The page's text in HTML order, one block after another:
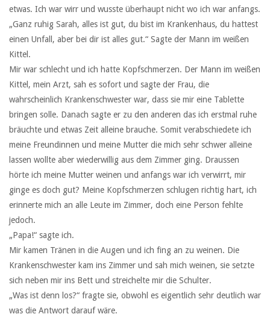
etwas. Ich war wirr und wusste überhaupt nicht wo ich war anfangs.
„Ganz ruhig Sarah, alles ist gut, du bist im Krankenhaus, du hattest
einen Unfall, aber bei dir ist alles gut.“ Sagte der Mann im weißen
Kittel.
Mir war schlecht und ich hatte Kopfschmerzen. Der Mann im weißen
Kittel, mein Arzt, sah es sofort und sagte der Frau, die
wahrscheinlich Krankenschwester war, dass sie mir eine Tablette
bringen solle. Danach sagte er zu den anderen das ich erstmal ruhe
bräuchte und etwas Zeit alleine brauche. Somit verabschiedete ich
meine Freundinnen und meine Mutter die mich sehr schwer alleine
lassen wollte aber wiederwillig aus dem Zimmer ging. Draussen
hörte ich meine Mutter weinen und anfangs war ich verwirrt, mir
ginge es doch gut? Meine Kopfschmerzen schlugen richtig hart, ich
erinnerte mich an alle Leute im Zimmer, doch eine Person fehlte
jedoch.
„Papa!“ sagte ich.
Mir kamen Tränen in die Augen und ich fing an zu weinen. Die
Krankenschwester kam ins Zimmer und sah mich weinen, sie setzte
sich neben mir ins Bett und streichelte mir die Schulter.
„Was ist denn los?“ fragte sie, obwohl es eigentlich sehr deutlich war
was die Antwort darauf wäre.